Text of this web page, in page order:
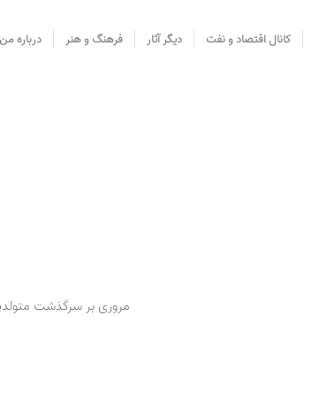
کانال اقتصاد و نفت دیگر آثار فرهنگ و هنر درباره من
مروری بر سرگذشت